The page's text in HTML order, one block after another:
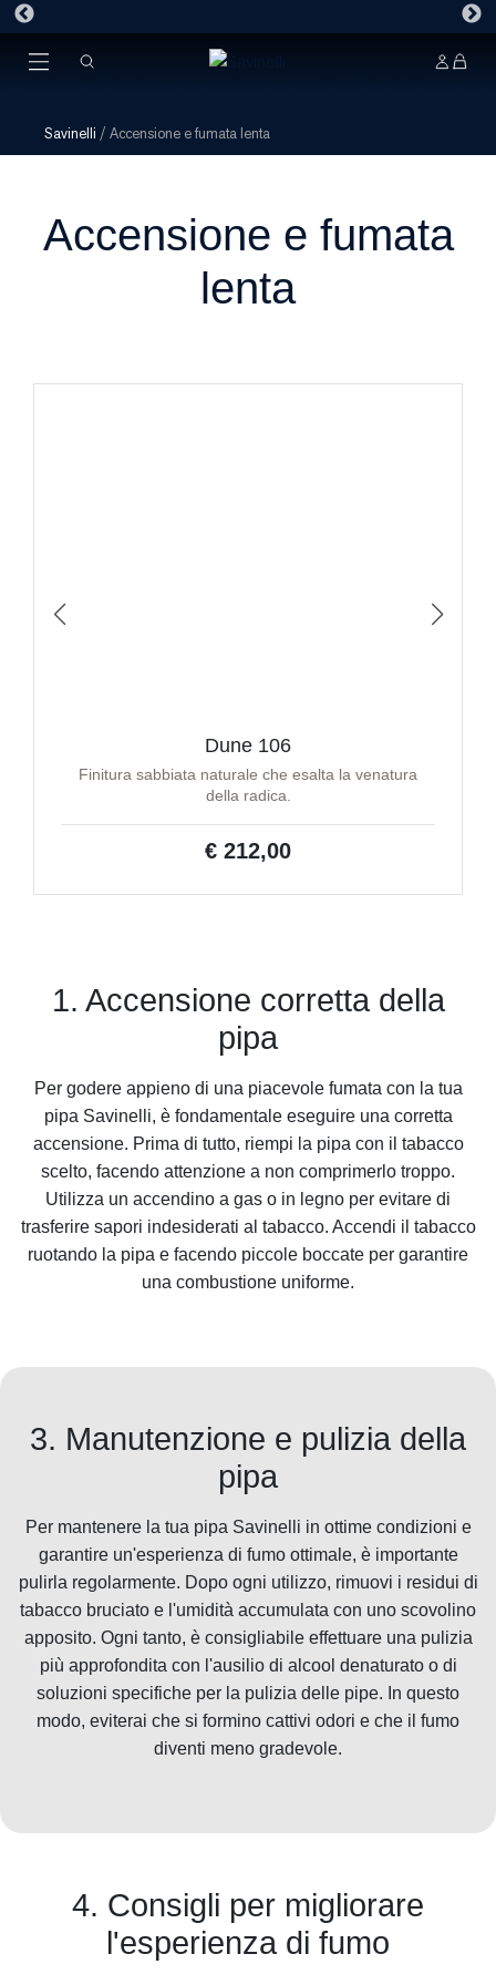
Savinelli / Accensione e fumata lenta
Accensione e fumata
lenta
Dune 106
Finitura sabbiata naturale che esalta la venatura
della radica.
€ 212,00
1. Accensione corretta della
pipa
Per godere appieno di una piacevole fumata con la tua
pipa Savinelli, è fondamentale eseguire una corretta
accensione. Prima di tutto, riempi la pipa con il tabacco
scelto, facendo attenzione a non comprimerlo troppo.
Utilizza un accendino a gas o in legno per evitare di
trasferire sapori indesiderati al tabacco. Accendi il tabacco
ruotando la pipa e facendo piccole boccate per garantire
una combustione uniforme.
3. Manutenzione e pulizia della
pipa
Per mantenere la tua pipa Savinelli in ottime condizioni e
garantire un'esperienza di fumo ottimale, è importante
pulirla regolarmente. Dopo ogni utilizzo, rimuovi i residui di
tabacco bruciato e l'umidità accumulata con uno scovolino
apposito. Ogni tanto, è consigliabile effettuare una pulizia
più approfondita con l'ausilio di alcool denaturato o di
soluzioni specifiche per la pulizia delle pipe. In questo
modo, eviterai che si formino cattivi odori e che il fumo
diventi meno gradevole.
4. Consigli per migliorare
l'esperienza di fumo